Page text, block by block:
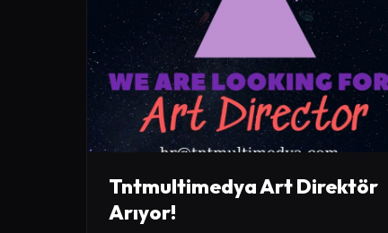
Tntmultimedya Art Direktör
Arıyor!